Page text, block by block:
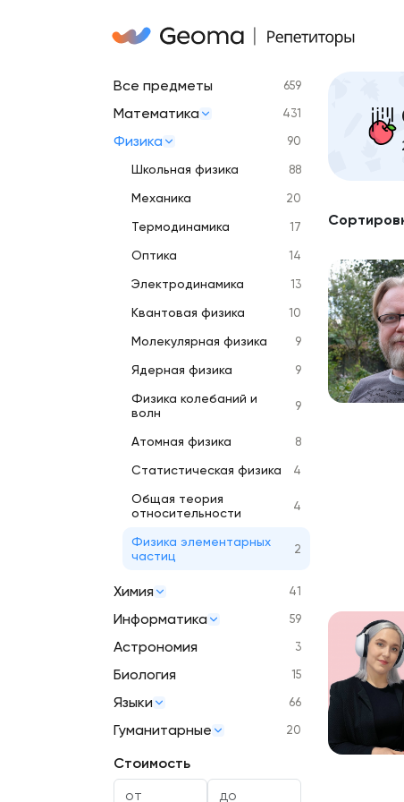
Все предметы 659
Математика 431
Физика 90
Школьная физика 88
Механика 20
Термодинамика 17
Оптика 14
Электродинамика 13
Квантовая физика 10
Молекулярная физика 9
Ядерная физика 9
Физика колебаний и
волн
9
Атомная физика 8
Статистическая физика 4
Общая теория
относительности
4
Физика элементарных
частиц
2
Химия 41
Информатика 59
Астрономия 3
Биология 15
Языки 66
Гуманитарные 20
Стоимость